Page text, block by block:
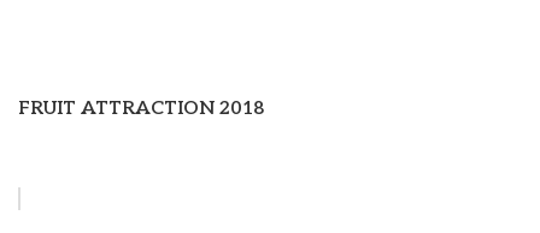
FRUIT ATTRACTION 2018